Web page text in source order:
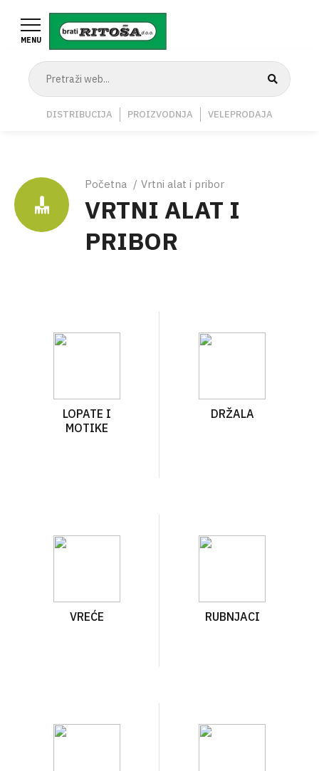
glavni
Navigation
DISTRIBUCIJA PROIZVODNJA VELEPRODAJA
MENU
Breadcrumb
Početna Vrtni alat i pribor
VRTNI ALAT I
PRIBOR
LOPATE I
MOTIKE
DRŽALA
VREĆE RUBNJACI